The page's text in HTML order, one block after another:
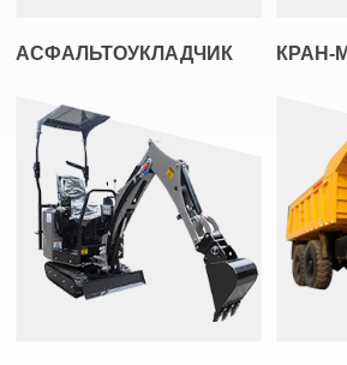
АСФАЛЬТОУКЛАДЧИК КРАН-